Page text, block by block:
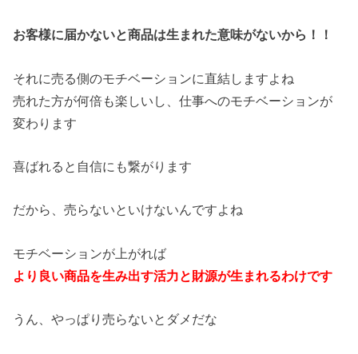
お客様に届かないと商品は生まれた意味がないから！！
それに売る側のモチベーションに直結しますよね
売れた方が何倍も楽しいし、仕事へのモチベーションが
変わります
喜ばれると自信にも繋がります
だから、売らないといけないんですよね
モチベーションが上がれば
より良い商品を生み出す活力と財源が生まれるわけです
うん、やっぱり売らないとダメだな